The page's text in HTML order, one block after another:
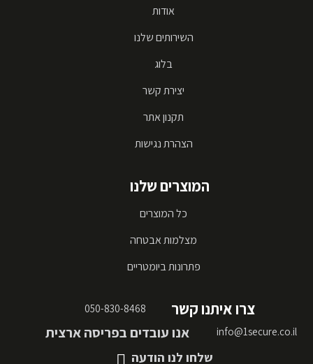
אודות
השירותים שלנו
בלוג
יצירת קשר
תקנון אתר
הצהרת נגישות
המוצרים שלנו
כל המוצרים
מצלמות אבטחה
פתרונות ביומטריים
צרו איתנו קשר
050-830-8468
info@1secure.co.il
אנו עובדים בפריסה ארצית
שלחו לנו הודעה